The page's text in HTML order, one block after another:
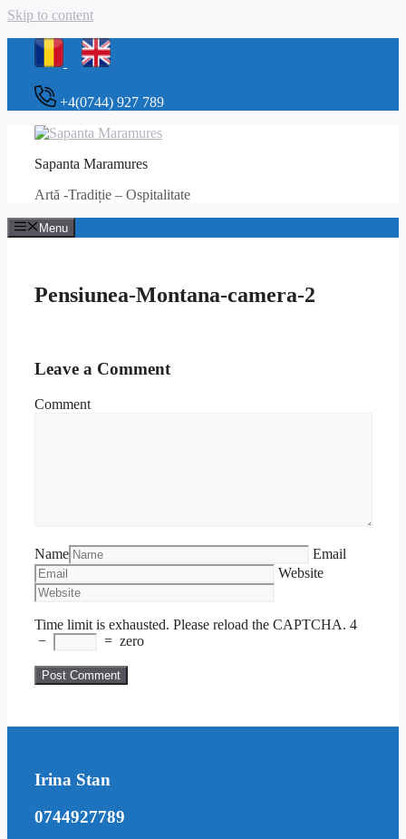
Skip to content
+4(0744) 927 789
Sapanta Maramures
Artă -Tradiție – Ospitalitate
Menu
Pensiunea-Montana-camera-2
Leave a Comment
Comment
Name
Email
Website
Time limit is exhausted. Please reload the CAPTCHA. 4
−
= zero
Irina Stan
0744927789